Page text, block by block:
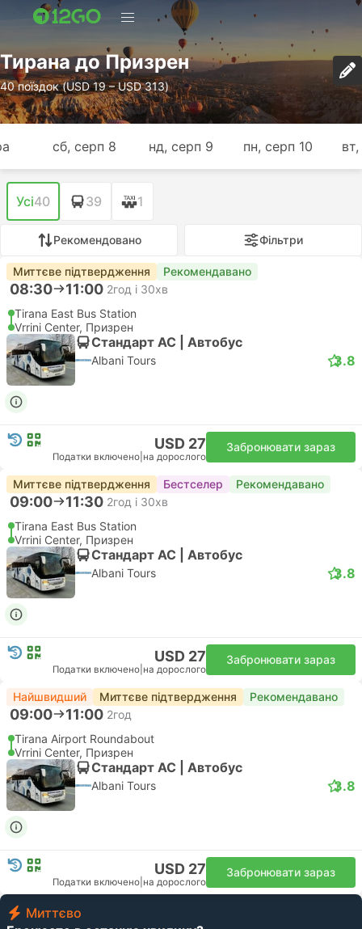
Тирана до Призрен
40 поїздок (USD 19 – USD 313)
сб, серп 8 нд, серп 9 пн, серп 10
Усі40 39 1
Рекомендовано Фільтри
Миттєве підтвердження Рекомендавано
08:30 11:00 2год і 30хв
Tirana East Bus Station
Vrrini Center, Призрен
Стандарт АС | Автобус
Albani Tours 3.8
USD 27
Податки включено на дорослого
Забронювати зараз
Миттєве підтвердження Бестселер Рекомендавано
09:00 11:30 2год і 30хв
Tirana East Bus Station
Vrrini Center, Призрен
Стандарт АС | Автобус
Albani Tours 3.8
USD 27
Податки включено на дорослого
Забронювати зараз
Найшвидший Миттєве підтвердження Рекомендавано
09:00 11:00 2год
Tirana Airport Roundabout
Vrrini Center, Призрен
Стандарт АС | Автобус
Albani Tours 3.8
USD 27
Податки включено на дорослого
Забронювати зараз
Миттєво